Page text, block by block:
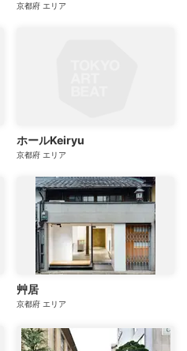
京都府 エリア
ホールKeiryu
京都府 エリア
艸居
京都府 エリア